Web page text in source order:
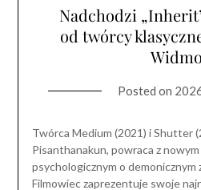
Nadchodzi
od twórcy
Posted on
Twórca Medium (2021) i Shutter
Pisanthanakun, powraca z
psychologicznym o
Filmowiec zaprezentuje swoje